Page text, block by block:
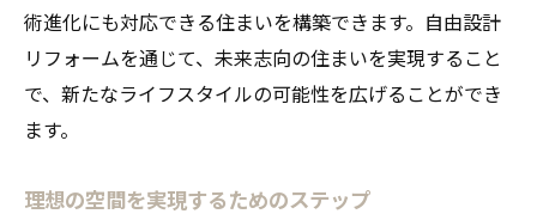
術進化にも対応できる住まいを構築できます。自由設計
リフォームを通じて、未来志向の住まいを実現すること
で、新たなライフスタイルの可能性を広げることができ
ます。
理想の空間を実現するためのステップ